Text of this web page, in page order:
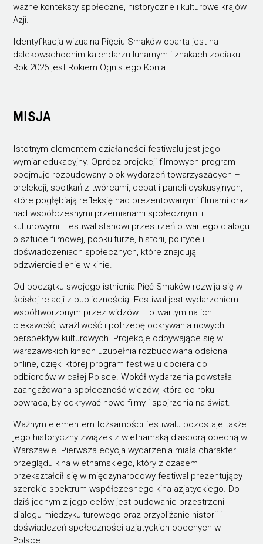
ważne konteksty społeczne, historyczne i kulturowe krajów
Azji.
Identyfikacja wizualna Pięciu Smaków oparta jest na
dalekowschodnim kalendarzu lunarnym i znakach zodiaku.
Rok 2026 jest Rokiem Ognistego Konia.
MISJA
Istotnym elementem działalności festiwalu jest jego
wymiar edukacyjny. Oprócz projekcji filmowych program
obejmuje rozbudowany blok wydarzeń towarzyszących –
prelekcji, spotkań z twórcami, debat i paneli dyskusyjnych,
które pogłębiają refleksję nad prezentowanymi filmami oraz
nad współczesnymi przemianami społecznymi i
kulturowymi. Festiwal stanowi przestrzeń otwartego dialogu
o sztuce filmowej, popkulturze, historii, polityce i
doświadczeniach społecznych, które znajdują
odzwierciedlenie w kinie.
Od początku swojego istnienia Pięć Smaków rozwija się w
ścisłej relacji z publicznością. Festiwal jest wydarzeniem
współtworzonym przez widzów – otwartym na ich
ciekawość, wrażliwość i potrzebę odkrywania nowych
perspektyw kulturowych. Projekcje odbywające się w
warszawskich kinach uzupełnia rozbudowana odsłona
online, dzięki której program festiwalu dociera do
odbiorców w całej Polsce. Wokół wydarzenia powstała
zaangażowana społeczność widzów, która co roku
powraca, by odkrywać nowe filmy i spojrzenia na świat.
Ważnym elementem tożsamości festiwalu pozostaje także
jego historyczny związek z wietnamską diasporą obecną w
Warszawie. Pierwsza edycja wydarzenia miała charakter
przeglądu kina wietnamskiego, który z czasem
przekształcił się w międzynarodowy festiwal prezentujący
szerokie spektrum współczesnego kina azjatyckiego. Do
dziś jednym z jego celów jest budowanie przestrzeni
dialogu międzykulturowego oraz przybliżanie historii i
doświadczeń społeczności azjatyckich obecnych w
Polsce.